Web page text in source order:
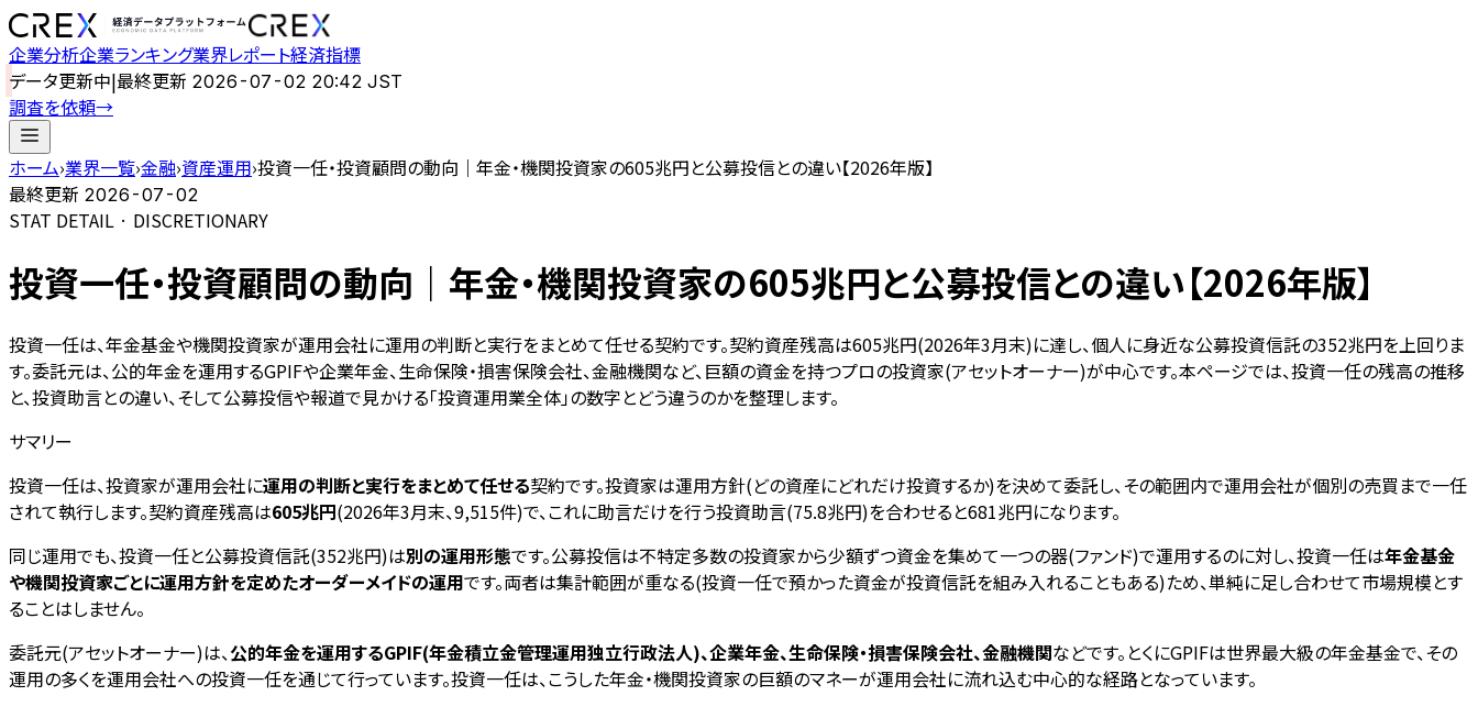
企業分析企業ランキング業界レポート経済指標
データ更新中|最終更新 2026-07-02 20:42 JST
調査を依頼→
ホーム›業界一覧›金融›資産運用›投資一任・投資顧問の動向｜年金・機関投資家の605兆円と公募投信との違い【2026年版】
最終更新 2026-07-02
STAT DETAIL · DISCRETIONARY
投資一任・投資顧問の動向｜年金・機関投資家の605兆円と公募投信との違い【2026年版】
投資一任は、年金基金や機関投資家が運用会社に運用の判断と実行をまとめて任せる契約です。契約資産残高は605兆円(2026年3月末)に達し、個人に身近な公募投資信託の352兆円を上回りま
す。委託元は、公的年金を運用するGPIFや企業年金、生命保険・損害保険会社、金融機関など、巨額の資金を持つプロの投資家(アセットオーナー)が中心です。本ページでは、投資一任の残高の推移
と、投資助言との違い、そして公募投信や報道で見かける「投資運用業全体」の数字とどう違うのかを整理します。
サマリー
投資一任は、投資家が運用会社に運用の判断と実行をまとめて任せる契約です。投資家は運用方針(どの資産にどれだけ投資するか)を決めて委託し、その範囲内で運用会社が個別の売買まで一任
されて執行します。契約資産残高は605兆円(2026年3月末、9,515件)で、これに助言だけを行う投資助言(75.8兆円)を合わせると681兆円になります。
同じ運用でも、投資一任と公募投資信託(352兆円)は別の運用形態です。公募投信は不特定多数の投資家から少額ずつ資金を集めて一つの器(ファンド)で運用するのに対し、投資一任は年金基金
や機関投資家ごとに運用方針を定めたオーダーメイドの運用です。両者は集計範囲が重なる(投資一任で預かった資金が投資信託を組み入れることもある)ため、単純に足し合わせて市場規模とす
ることはしません。
委託元(アセットオーナー)は、公的年金を運用するGPIF(年金積立金管理運用独立行政法人)、企業年金、生命保険・損害保険会社、金融機関などです。とくにGPIFは世界最大級の年金基金で、その
運用の多くを運用会社への投資一任を通じて行っています。投資一任は、こうした年金・機関投資家の巨額のマネーが運用会社に流れ込む中心的な経路となっています。